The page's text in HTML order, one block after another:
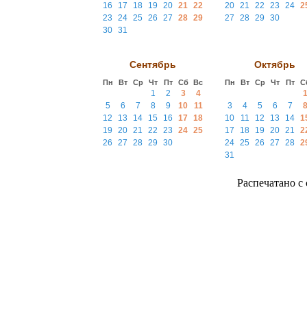
16
17 18 19 20 21 22
23
24 25 26 27 28 29
30 31
20 21 22 23 24
27
28 29 30
Сентябрь
Пн Вт Ср Чт Пт Сб Вс
1 2 3
4
5
6 7 8 9 10
11
12
13 14 15 16 17
18
19
20 21 22 23 24 25
26
27 28 29 30
Октябрь
Пн Вт Ср Чт Пт
1
3
4 5 6 7
8
10
11 12 13 14
17
18 19 20 21
24 25 26 27 28
31
Распечатано с